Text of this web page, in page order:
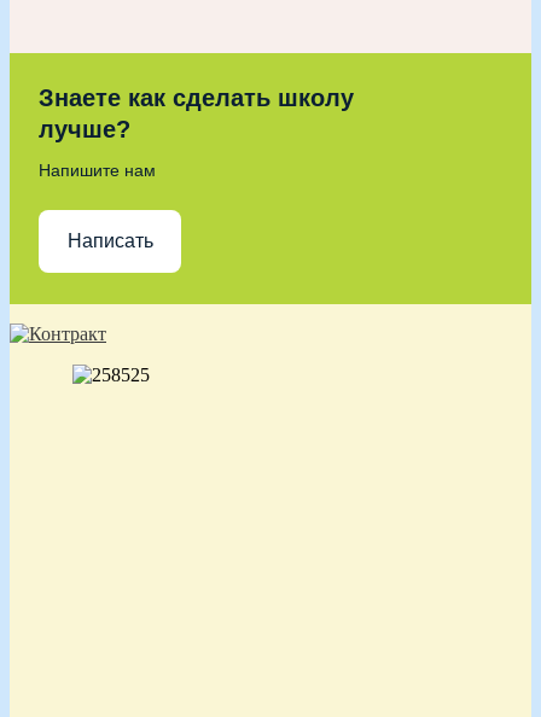
Знаете как сделать школу
лучше?
Напишите нам
Написать